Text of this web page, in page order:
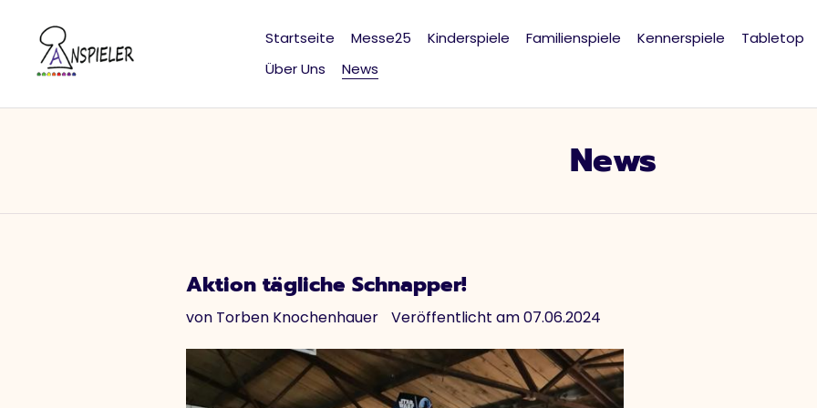
Startseite Messe25 Kinderspiele Familienspiele Kennerspiele Tabletop
Über Uns
News
News
Aktion tägliche Schnapper!
von Torben Knochenhauer Veröffentlicht am 07.06.2024